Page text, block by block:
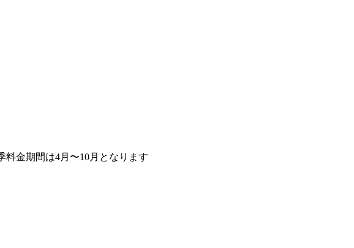
金期間は4月〜10月となります